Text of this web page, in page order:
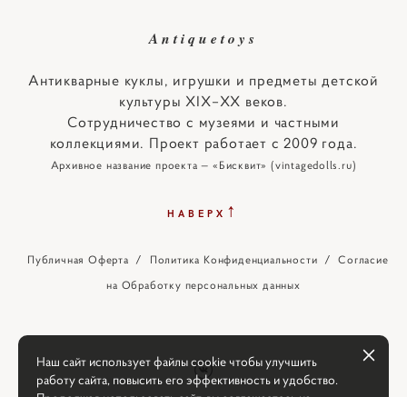
Antiquetoys
Антикварные куклы, игрушки и предметы детской
культуры XIX–XX веков.
Сотрудничество с музеями и частными
коллекциями. Проект работает с 2009 года.
Архивное название проекта — «Бисквит» (vintagedolls.ru)
НАВЕРХ ↑
Публичная Оферта / Политика Конфиденциальности /Согласие
на Обработку персональных данных
Наш сайт использует файлы cookie чтобы улучшить
работу сайта, повысить его эффективность и удобство.